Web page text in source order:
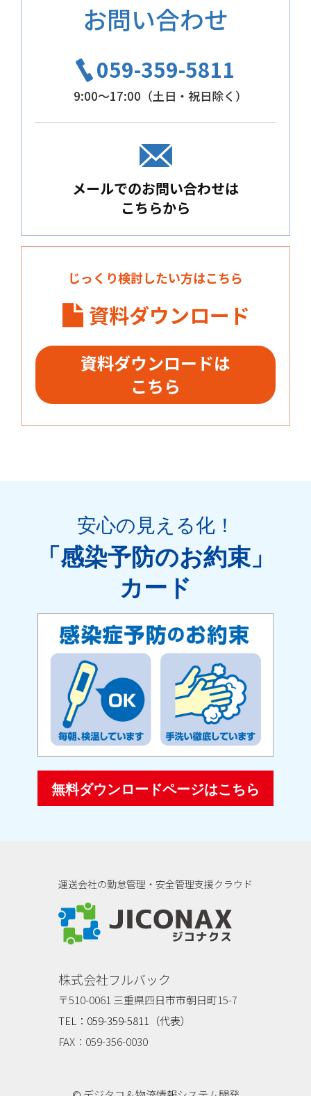
お問い合わせ
059-359-5811
9:00～17:00（土日・祝日除く）
メールでのお問い合わせは
こちらから
じっくり検討したい方はこちら
資料ダウンロード
資料ダウンロードは
こちら
安心の見える化！
「感染予防のお約束」
カード
無料ダウンロードページはこちら
運送会社の勤怠管理・安全管理支援クラウド
株式会社フルバック
〒510-0061 三重県四日市市朝日町15-7
TEL：059-359-5811（代表）
FAX：059-356-0030